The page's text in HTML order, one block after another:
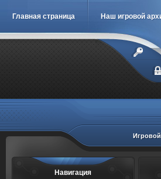
Главная страница Наш игровой
Навигация